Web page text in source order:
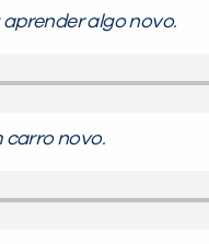
aprender algo novo.
novo.